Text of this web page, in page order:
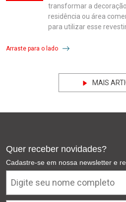
transformar a
residência ou área
para utilizar esse
Arraste para o lado
MAIS
Quer receber novidades?
Cadastre-se em nossa newsletter e